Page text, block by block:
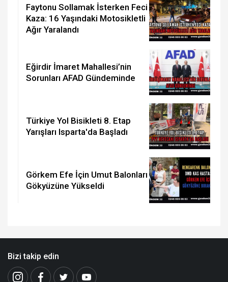
Faytonu Sollamak İsterken Feci
Kaza: 16 Yaşındaki Motosikletli
Ağır Yaralandı
Eğirdir İmaret Mahallesi’nin
Sorunları AFAD Gündeminde
Türkiye Yol Bisikleti 8. Etap
Yarışları Isparta'da Başladı
Görkem Efe İçin Umut Balonları
Gökyüzüne Yükseldi
Bizi takip edin